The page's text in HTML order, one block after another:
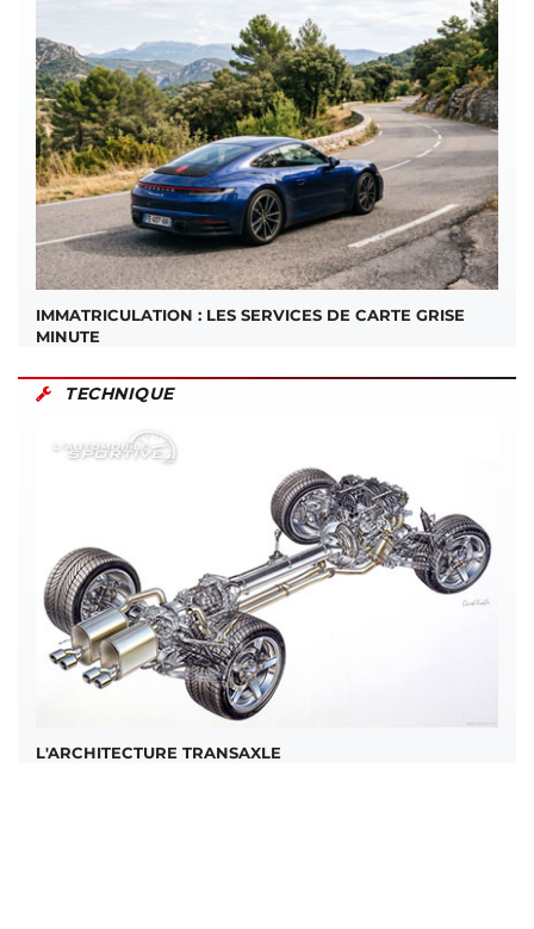
IMMATRICULATION : LES SERVICES DE CARTE GRISE
MINUTE
TECHNIQUE
L'ARCHITECTURE TRANSAXLE